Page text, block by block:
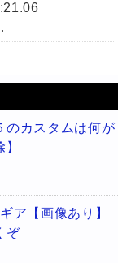
のカスタムは何が
ア【画像あり】
ぞ